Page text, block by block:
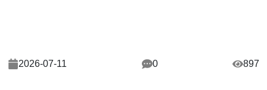
2026-07-11 0 897